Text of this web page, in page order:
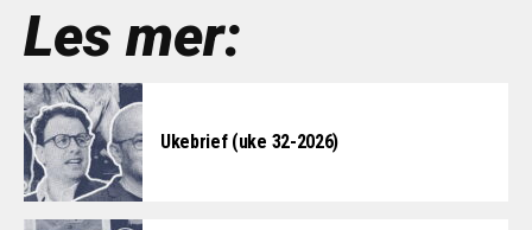
Les mer:
Ukebrief (uke 32-2026)